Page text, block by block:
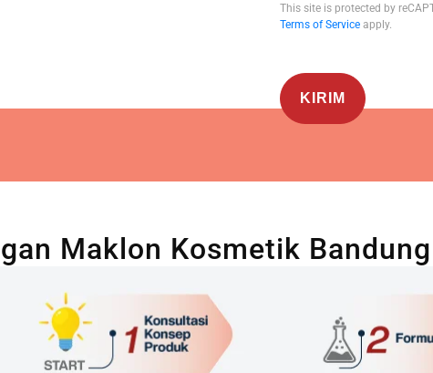
This site is protected by
Terms of Service apply.
Maklon Kosmetik